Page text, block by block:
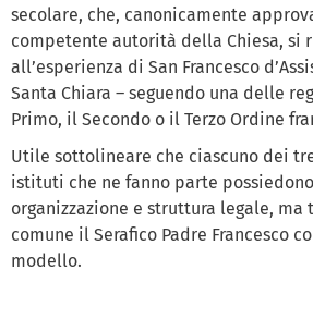
secolare, che, canonicamente
competente autorità della Chiesa, si
all’esperienza di San Francesco
Santa Chiara – seguendo una delle
Primo, il Secondo o il Terzo Ordine
Utile sottolineare che ciascuno dei
istituti che ne fanno parte
organizzazione e struttura legale, ma
comune il Serafico Padre Francesco
modello.